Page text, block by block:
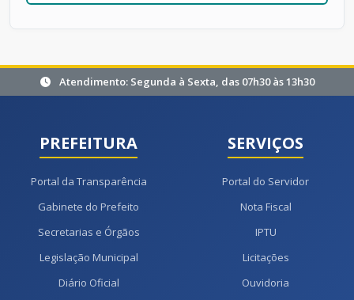
Atendimento: Segunda à Sexta, das 07h30 às 13h30
PREFEITURA
Portal da Transparência
Gabinete do Prefeito
Secretarias e Órgãos
Legislação Municipal
Diário Oficial
SERVIÇOS
Portal do Servidor
Nota Fiscal
IPTU
Licitações
Ouvidoria